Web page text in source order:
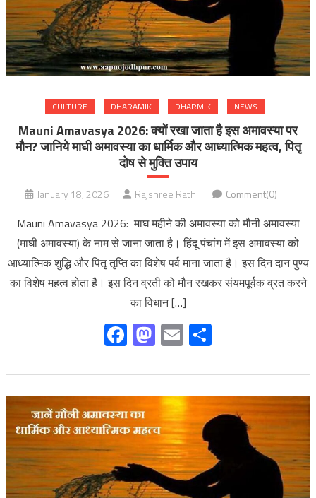
CULTURE DHARAMIK DHARMIK NEWS
Mauni Amavasya 2026: क्यों रखा जाता है इस अमावस्या पर
मौन? जानिये माघी अमावस्या का धार्मिक और आध्यात्मिक महत्व, पितृ
दोष से मुक्ति उपाय
January 18, 2026 Rajshree Rathi Comment(0)
Mauni Amavasya 2026: माघ महीने की अमावस्या को मौनी अमावस्या
(माघी अमावस्या) के नाम से जाना जाता है। हिंदू पंचांग में इस अमावस्या को
आध्यात्मिक शुद्धि और पितृ तृप्ति का विशेष पर्व माना जाता है। इस दिन दान पुण्य
का विशेष महत्व होता है। इस दिन व्रती को मौन रखकर संयमपूर्वक व्रत करने
का विधान […]
Facebook
Mastodon
Email